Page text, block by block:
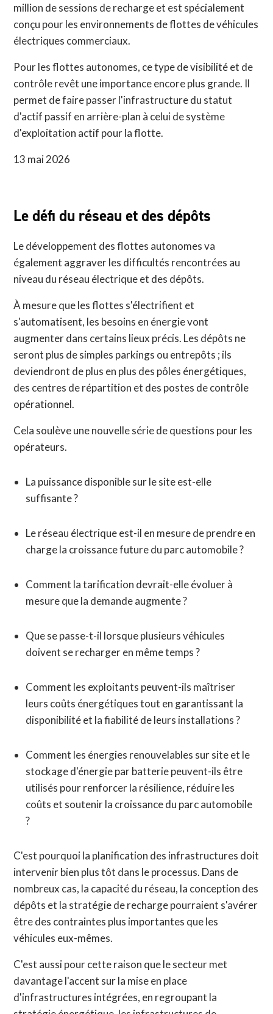
million de sessions de recharge et est spécialement
conçu pour les environnements de flottes de véhicules
électriques commerciaux.
Pour les flottes autonomes, ce type de visibilité et de
contrôle revêt une importance encore plus grande. Il
permet de faire passer l'infrastructure du statut
d'actif passif en arrière-plan à celui de système
d'exploitation actif pour la flotte.
13 mai 2026
Le défi du réseau et des dépôts
Le développement des flottes autonomes va
également aggraver les difficultés rencontrées au
niveau du réseau électrique et des dépôts.
À mesure que les flottes s'électrifient et
s'automatisent, les besoins en énergie vont
augmenter dans certains lieux précis. Les dépôts ne
seront plus de simples parkings ou entrepôts ; ils
deviendront de plus en plus des pôles énergétiques,
des centres de répartition et des postes de contrôle
opérationnel.
Cela soulève une nouvelle série de questions pour les
opérateurs.
La puissance disponible sur le site est-elle
suffisante ?
Le réseau électrique est-il en mesure de prendre en
charge la croissance future du parc automobile ?
Comment la tarification devrait-elle évoluer à
mesure que la demande augmente ?
Que se passe-t-il lorsque plusieurs véhicules
doivent se recharger en même temps ?
Comment les exploitants peuvent-ils maîtriser
leurs coûts énergétiques tout en garantissant la
disponibilité et la fiabilité de leurs installations ?
Comment les énergies renouvelables sur site et le
stockage d'énergie par batterie peuvent-ils être
utilisés pour renforcer la résilience, réduire les
coûts et soutenir la croissance du parc automobile
?
C'est pourquoi la planification des infrastructures doit
intervenir bien plus tôt dans le processus. Dans de
nombreux cas, la capacité du réseau, la conception des
dépôts et la stratégie de recharge pourraient s'avérer
être des contraintes plus importantes que les
véhicules eux-mêmes.
C'est aussi pour cette raison que le secteur met
davantage l'accent sur la mise en place
d'infrastructures intégrées, en regroupant la